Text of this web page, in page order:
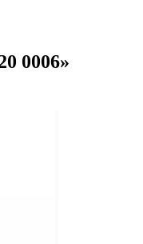
0006»